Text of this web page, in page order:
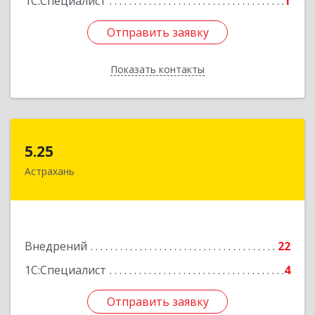
Отправить заявку
Показать контакты
Отправить заявку
Назад
5.25
Астрахань
Внедрений
22
1С:Специалист
4
Отправить заявку
Отправить заявку